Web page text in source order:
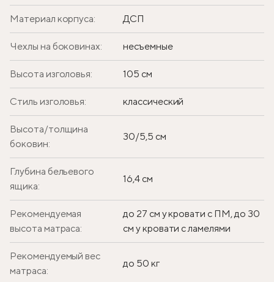
Материал корпуса: ДСП
Чехлы на боковинах: несъемные
Высота изголовья: 105 см
Стиль изголовья: классический
Высота/толщина
боковин:
30/5,5 см
Глубина бельевого
ящика:
16,4 см
Рекомендуемая
высота матраса:
до 27 см у кровати с ПМ, до 30
см у кровати с ламелями
Рекомендуемый вес
матраса:
до 50 кг